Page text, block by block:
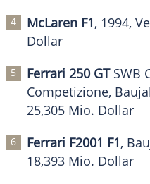
McLaren F1, 1994,
Dollar
Ferrari 250 GTSWB
Competizione,
25,305 Mio. Dollar
Ferrari F2001 F1,
18,393 Mio. Dollar